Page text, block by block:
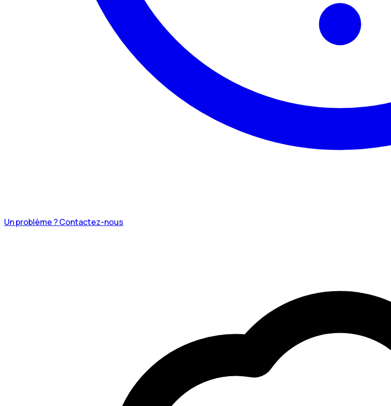
Un problème ? Contactez-nous